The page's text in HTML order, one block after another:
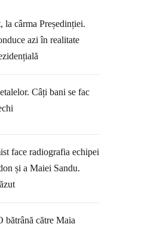
la cârma Președinției.
azi în realitate
Câți bani se fac
face radiografia echipei
și a Maiei Sandu.
către Maia